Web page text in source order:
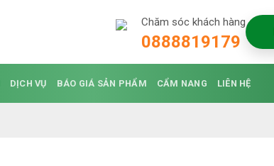
Chăm sóc khách hàng
0888819179
DỊCH VỤ BÁO GIÁ SẢN PHẨM CẨM NANG LIÊN HỆ